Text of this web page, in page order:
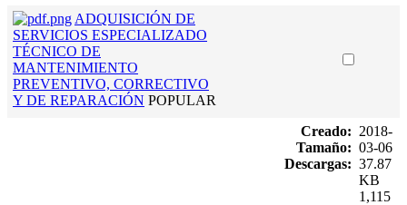
ADQUISICIÓN DE
SERVICIOS ESPECIALIZADO
TÉCNICO DE
MANTENIMIENTO
PREVENTIVO, CORRECTIVO
Y DE REPARACIÓN POPULAR
Creado:
Tamaño:
Descargas:
2018-
03-06
37.87
KB
1,115